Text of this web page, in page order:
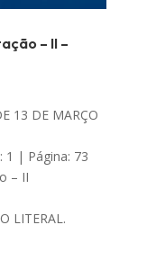
– II –
13 DE MARÇO
1 | Página: 73
– II
LITERAL.